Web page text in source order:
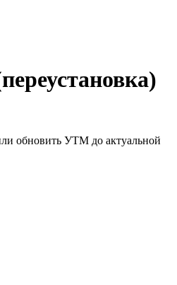
обновить УТМ до актуальной